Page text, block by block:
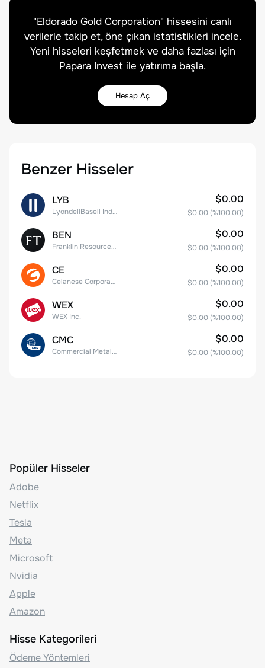
"Eldorado Gold Corporation" hissesini canlı
verilerle takip et, öne çıkan istatistikleri incele.
Yeni hisseleri keşfetmek ve daha fazlası için
Papara Invest ile yatırıma başla.
Hesap Aç
Benzer Hisseler
LYB
LyondellBasell Industries N.V. Class A
$0.00
$0.00 (%100.00)
BEN
Franklin Resources, Inc.
$0.00
$0.00 (%100.00)
CE
Celanese Corporation Common Stock
$0.00
$0.00 (%100.00)
WEX
WEX Inc.
$0.00
$0.00 (%100.00)
CMC
Commercial Metals Company
$0.00
$0.00 (%100.00)
Popüler Hisseler
Adobe
Netflix
Tesla
Meta
Microsoft
Nvidia
Apple
Amazon
Hisse Kategorileri
Ödeme Yöntemleri